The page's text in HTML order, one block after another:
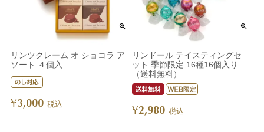
リンツクレーム オ ショコラ ア
ソート ４個入
¥3,000 税込
リンドール テイスティングセ
ット 季節限定 16種16個入り
（送料無料）
¥2,980 税込